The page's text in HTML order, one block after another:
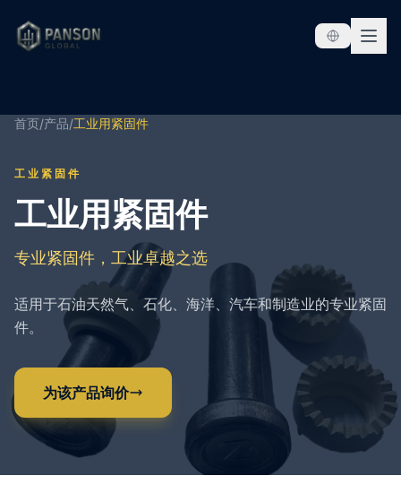
首页/产品/工业用紧固件
工业紧固件
工业用紧固件
专业紧固件，工业卓越之选
适用于石油天然气、石化、海洋、汽车和制造业的专业紧固
件。
为该产品询价